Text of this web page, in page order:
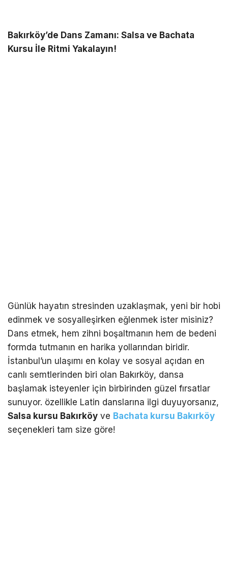
Bakırköy’de Dans Zamanı: Salsa ve Bachata
Kursu İle Ritmi Yakalayın!
Günlük hayatın stresinden uzaklaşmak, yeni bir hobi
edinmek ve sosyalleşirken eğlenmek ister misiniz?
Dans etmek, hem zihni boşaltmanın hem de bedeni
formda tutmanın en harika yollarından biridir.
İstanbul’un ulaşımı en kolay ve sosyal açıdan en
canlı semtlerinden biri olan Bakırköy, dansa
başlamak isteyenler için birbirinden güzel fırsatlar
sunuyor. özellikle Latin danslarına ilgi duyuyorsanız,
Salsa kursu Bakırköy ve Bachata kursu Bakırköy
seçenekleri tam size göre!